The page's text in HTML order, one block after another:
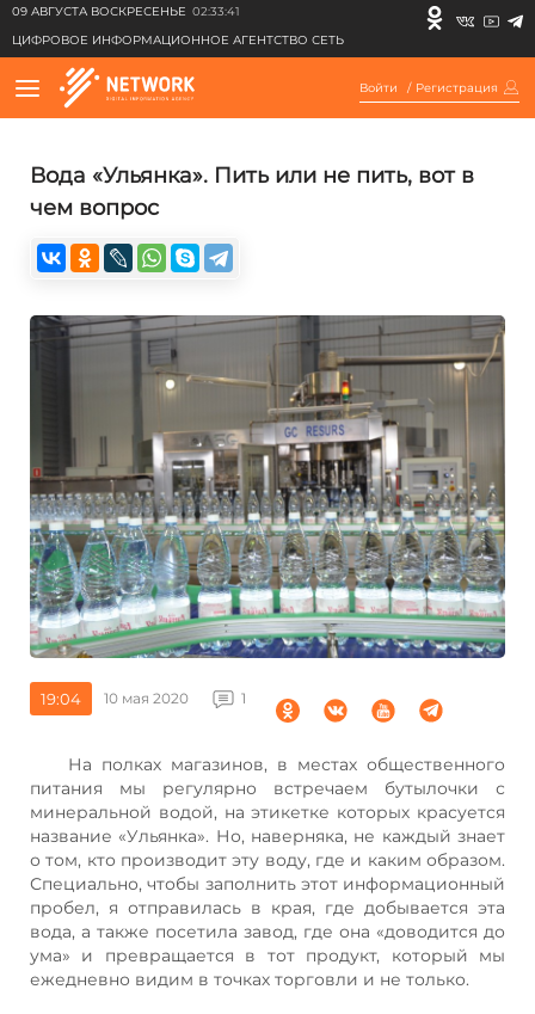
09 АВГУСТА ВОСКРЕСЕНЬЕ 02:33:41
ЦИФРОВОЕ ИНФОРМАЦИОННОЕ АГЕНТСТВО СЕТЬ
Войти / Регистрация
Вода «Ульянка». Пить или не пить, вот в
чем вопрос
19:04 10 мая 2020 1
На полках магазинов, в местах общественного
питания мы регулярно встречаем бутылочки с
минеральной водой, на этикетке которых красуется
название «Ульянка». Но, наверняка, не каждый знает
о том, кто производит эту воду, где и каким образом.
Специально, чтобы заполнить этот информационный
пробел, я отправилась в края, где добывается эта
вода, а также посетила завод, где она «доводится до
ума» и превращается в тот продукт, который мы
ежедневно видим в точках торговли и не только.